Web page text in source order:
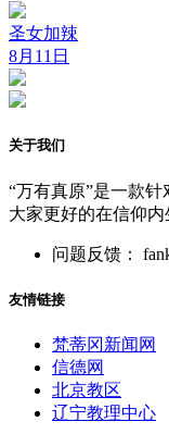
圣女加辣
8月11日
关于我们
“万有真原”是一款
大家更好的在信仰内
问题反馈：
友情链接
梵蒂冈新闻网
信德网
北京教区
辽宁教理中心